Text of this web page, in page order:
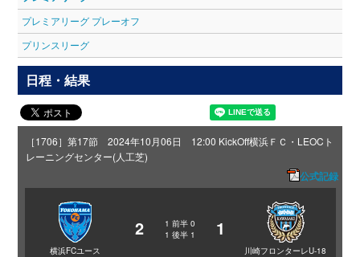
プレミアリーグ プレーオフ
プリンスリーグ
日程・結果
［1706］第17節 2024年10月06日 12:00 KickOff横浜ＦＣ・LEOCト
レーニングセンター(人工芝)
公式記録
横浜FCユース
2 1 前半 0
1 後半 1 1
川崎フロンターレU-18